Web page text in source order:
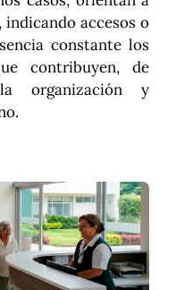
accesos o
constante los
contribuyen, de
organización y